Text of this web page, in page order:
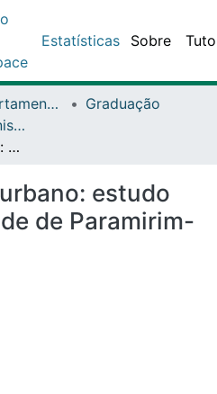
Estatísticas Sobre
Campus I - Departamento de Ciências Exata e da Terra (DCET) - Salvador
Graduação
Bacharelado em Urbanismo - DCET1
Ruralidades no urbano: estudo de caso da cidade de Paramirim-BA
estudo
de Paramirim-